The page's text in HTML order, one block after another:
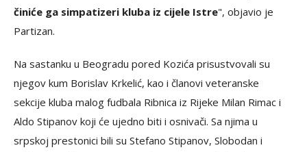
činiće ga simpatizeri kluba iz cijele Istre", objavio je
Partizan.
Na sastanku u Beogradu pored Kozića prisustvovali su
njegov kum Borislav Krkelić, kao i članovi veteranske
sekcije kluba malog fudbala Ribnica iz Rijeke Milan Rimac i
Aldo Stipanov koji će ujedno biti i osnivači. Sa njima u
srpskoj prestonici bili su Stefano Stipanov, Slobodan i